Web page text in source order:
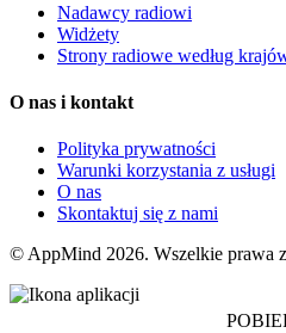
Nadawcy radiowi
Widżety
Strony radiowe według
O nas i kontakt
Polityka prywatności
Warunki korzystania z usługi
O nas
Skontaktuj się z nami
© AppMind 2026. Wszelkie prawa